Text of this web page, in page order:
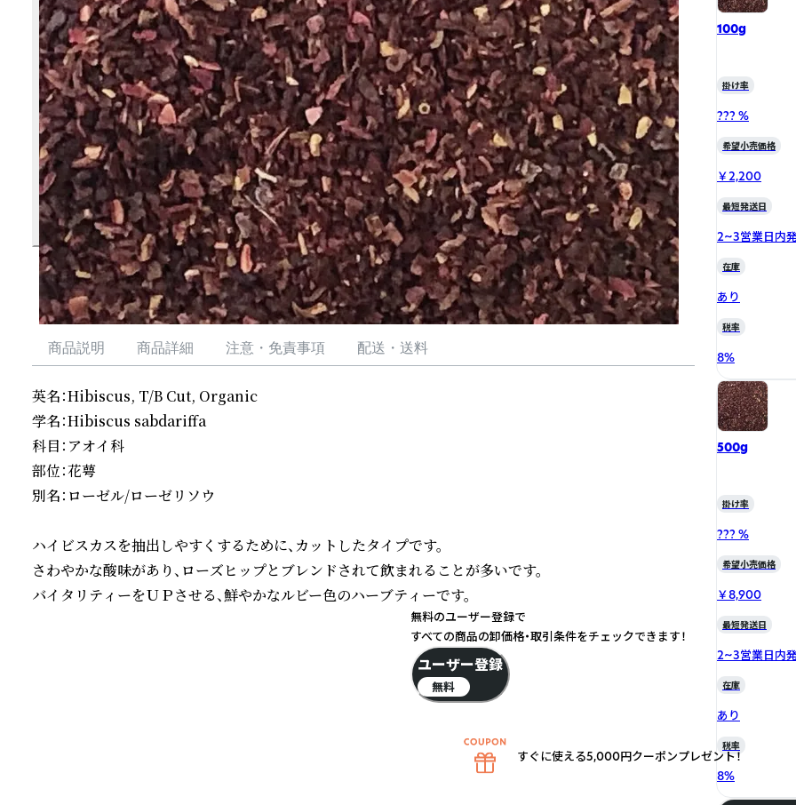
商品説明 商品詳細 注意・免責事項 配送・送料
英名：Hibiscus, T/B Cut, Organic
学名：Hibiscus sabdariffa
科目：アオイ科
部位：花萼
別名：ローゼル/ローゼリソウ
ハイビスカスを抽出しやすくするために、カットしたタイプです。
さわやかな酸味があり、ローズヒップとブレンドされて飲まれることが多いです。
バイタリティーをＵＰさせる、鮮やかなルビー色のハーブティーです。
100g
掛け率
??? %
希望小売価格
￥2,200
最短発送日
2~3営業日内
在庫
あり
税率
8%
500g
掛け率
??? %
希望小売価格
￥8,900
最短発送日
2~3営業日内
在庫
あり
税率
8%
無料のユーザー登録で
すべての商品の卸価格・取引条件をチェックできます！
ユーザー登録
無料
すぐに使える5,000円クーポンプレゼント！